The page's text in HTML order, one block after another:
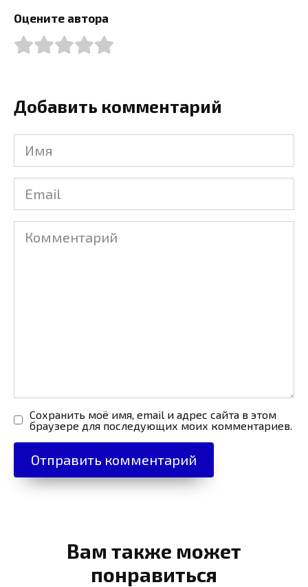
Оцените автора
Добавить комментарий
Имя
Email
Комментарий
Сохранить моё имя, email и адрес сайта в этом
браузере для последующих моих комментариев.
Вам также может
понравиться